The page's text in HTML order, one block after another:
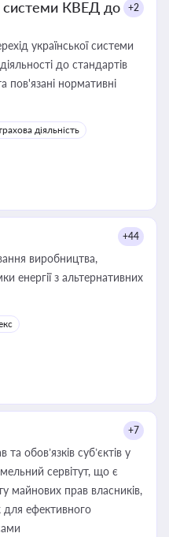
системи КВЕД до
+2
української системи
до стандартів
пов'язані нормативні
діяльність
+44
виробництва,
енергії з альтернативних
+7
обов’язків суб’єктів у
сервітут, що є
майнових прав власників,
для ефективного